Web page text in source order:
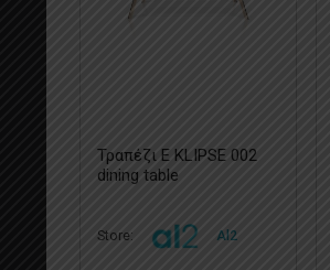
Τραπέζι E KLIPSE 002
dining table
Store: Al2